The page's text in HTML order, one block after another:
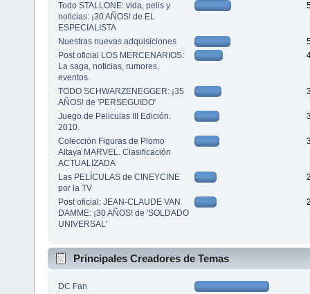
Todo STALLONE: vida, pelis y
noticias: ¡30 AÑOS! de EL
ESPECIALISTA
Nuestras nuevas adquisiciones
Post oficial LOS MERCENARIOS:
La saga, noticias, rumores,
eventos.
TODO SCHWARZENEGGER: ¡35
AÑOS! de 'PERSEGUIDO'
Juego de Peliculas III Edición.
2010.
Colección Figuras de Plomo
Altaya MARVEL. Clasificación
ACTUALIZADA
Las PELÍCULAS de CINEYCINE
por la TV
Post oficial: JEAN-CLAUDE VAN
DAMME: ¡30 AÑOS! de 'SOLDADO
UNIVERSAL'
Principales Creadores de Temas
DC Fan